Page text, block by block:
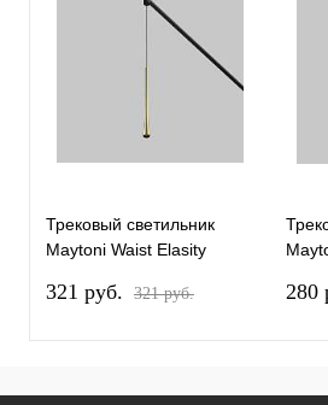
Трековый светильник
Maytoni Waist Elasity
7W3K-M-BS
321 pуб. 321 pуб. 280